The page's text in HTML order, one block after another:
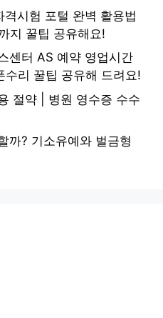
시험 포털 완벽 활용법
지 꿀팁 공유해요!
센터 AS 예약 영업시간
수리 꿀팁 공유해 드려요!
절약 | 병원 영수증 수수
까? 기소유예와 벌금형